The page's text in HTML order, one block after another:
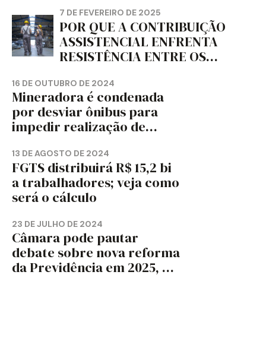
7 DE FEVEREIRO DE 2025
POR QUE A CONTRIBUIÇÃO
ASSISTENCIAL ENFRENTA
RESISTÊNCIA ENTRE OS
16 DE OUTUBRO DE 2024
Mineradora é condenada
por desviar ônibus para
impedir realização de
13 DE AGOSTO DE 2024
FGTS distribuirá R$ 15,2 bi
a trabalhadores; veja como
será o cálculo
23 DE JULHO DE 2024
Câmara pode pautar
debate sobre nova reforma
da Previdência em 2025, diz